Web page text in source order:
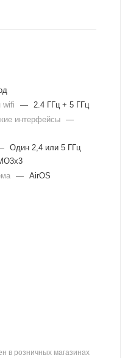
wifi
— 2.4 ГГц + 5 ГГц
интерфейсы
—
Один 2,4 или 5 ГГц
— AirOS
в розничных магазинах